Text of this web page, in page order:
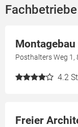
Posthalters Weg 1,
4.2
Freier